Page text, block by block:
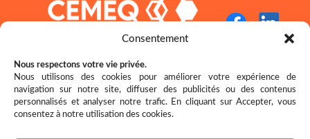
Consentement
Nous respectons votre vie privée.
Nous utilisons des cookies pour améliorer votre expérience de
navigation sur notre site, diffuser des publicités ou des contenus
personnalisés et analyser notre trafic. En cliquant sur Accepter, vous
consentez à notre utilisation des cookies.
Restez bien au fait des nouveautés!